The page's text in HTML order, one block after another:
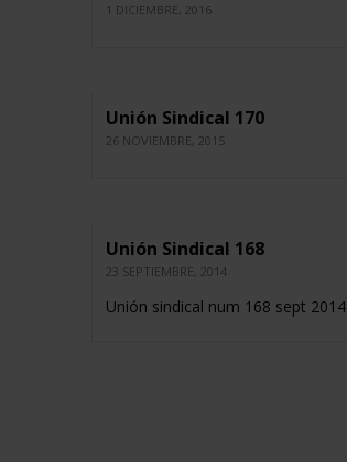
1 DICIEMBRE, 2016
Unión Sindical 170
26 NOVIEMBRE, 2015
Unión Sindical 168
23 SEPTIEMBRE, 2014
Unión sindical num 168 sept 2014